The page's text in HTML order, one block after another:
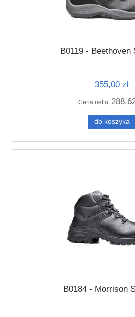
B0119 - Beethoven
355,00 zł
Cena netto:
do koszyka
B0184 - Morrison